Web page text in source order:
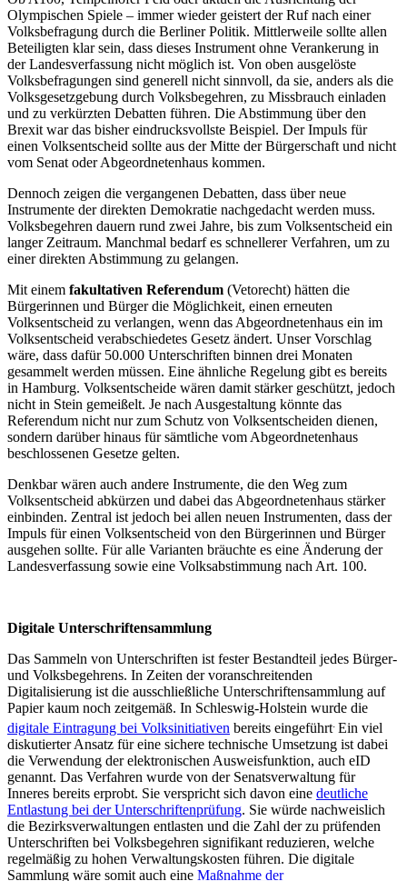
Olympischen Spiele – immer wieder geistert der Ruf nach einer
Volksbefragung durch die Berliner Politik. Mittlerweile sollte allen
Beteiligten klar sein, dass dieses Instrument ohne Verankerung in
der Landesverfassung nicht möglich ist. Von oben ausgelöste
Volksbefragungen sind generell nicht sinnvoll, da sie, anders als die
Volksgesetzgebung durch Volksbegehren, zu Missbrauch einladen
und zu verkürzten Debatten führen. Die Abstimmung über den
Brexit war das bisher eindrucksvollste Beispiel. Der Impuls für
einen Volksentscheid sollte aus der Mitte der Bürgerschaft und nicht
vom Senat oder Abgeordnetenhaus kommen.
Dennoch zeigen die vergangenen Debatten, dass über neue
Instrumente der direkten Demokratie nachgedacht werden muss.
Volksbegehren dauern rund zwei Jahre, bis zum Volksentscheid ein
langer Zeitraum. Manchmal bedarf es schnellerer Verfahren, um zu
einer direkten Abstimmung zu gelangen.
Mit einem fakultativen Referendum (Vetorecht) hätten die
Bürgerinnen und Bürger die Möglichkeit, einen erneuten
Volksentscheid zu verlangen, wenn das Abgeordnetenhaus ein im
Volksentscheid verabschiedetes Gesetz ändert. Unser Vorschlag
wäre, dass dafür 50.000 Unterschriften binnen drei Monaten
gesammelt werden müssen. Eine ähnliche Regelung gibt es bereits
in Hamburg. Volksentscheide wären damit stärker geschützt, jedoch
nicht in Stein gemeißelt. Je nach Ausgestaltung könnte das
Referendum nicht nur zum Schutz von Volksentscheiden dienen,
sondern darüber hinaus für sämtliche vom Abgeordnetenhaus
beschlossenen Gesetze gelten.
Denkbar wären auch andere Instrumente, die den Weg zum
Volksentscheid abkürzen und dabei das Abgeordnetenhaus stärker
einbinden. Zentral ist jedoch bei allen neuen Instrumenten, dass der
Impuls für einen Volksentscheid von den Bürgerinnen und Bürger
ausgehen sollte. Für alle Varianten bräuchte es eine Änderung der
Landesverfassung sowie eine Volksabstimmung nach Art. 100.
Digitale Unterschriftensammlung
Das Sammeln von Unterschriften ist fester Bestandteil jedes Bürger-
und Volksbegehrens. In Zeiten der voranschreitenden
Digitalisierung ist die ausschließliche Unterschriftensammlung auf
Papier kaum noch zeitgemäß. In Schleswig-Holstein wurde die
digitale Eintragung bei Volksinitiativen bereits eingeführt Ein viel
diskutierter Ansatz für eine sichere technische Umsetzung ist dabei
die Verwendung der elektronischen Ausweisfunktion, auch eID
genannt. Das Verfahren wurde von der Senatsverwaltung für
Inneres bereits erprobt. Sie verspricht sich davon eine deutliche
Entlastung bei der Unterschriftenprüfung. Sie würde nachweislich
die Bezirksverwaltungen entlasten und die Zahl der zu prüfenden
Unterschriften bei Volksbegehren signifikant reduzieren, welche
regelmäßig zu hohen Verwaltungskosten führen. Die digitale
Sammlung wäre somit auch eine Maßnahme der